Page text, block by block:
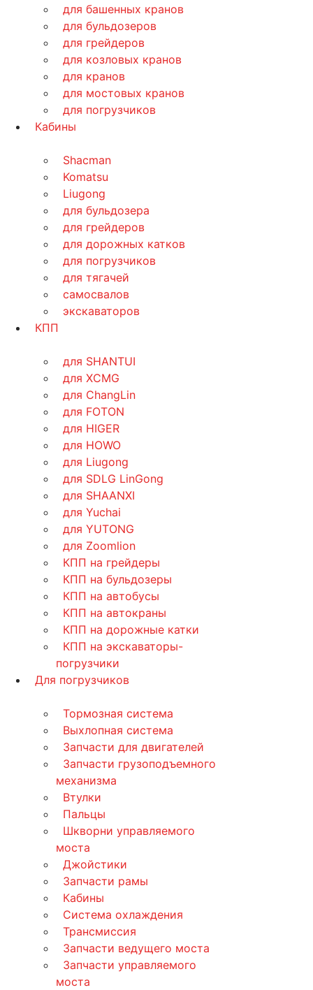
для башенных кранов
для бульдозеров
для грейдеров
для козловых кранов
для кранов
для мостовых кранов
для погрузчиков
Кабины
Shacman
Komatsu
Liugong
для бульдозера
для грейдеров
для дорожных катков
для погрузчиков
для тягачей
самосвалов
экскаваторов
КПП
для SHANTUI
для XCMG
для ChangLin
для FOTON
для HIGER
для HOWO
для Liugong
для SDLG LinGong
для SHAANXI
для Yuchai
для YUTONG
для Zoomlion
КПП на грейдеры
КПП на бульдозеры
КПП на автобусы
КПП на автокраны
КПП на дорожные катки
КПП на экскаваторы-
погрузчики
Для погрузчиков
Тормозная система
Выхлопная система
Запчасти для двигателей
Запчасти грузоподъемного
механизма
Втулки
Пальцы
Шкворни управляемого
моста
Джойстики
Запчасти рамы
Кабины
Система охлаждения
Трансмиссия
Запчасти ведущего моста
Запчасти управляемого
моста